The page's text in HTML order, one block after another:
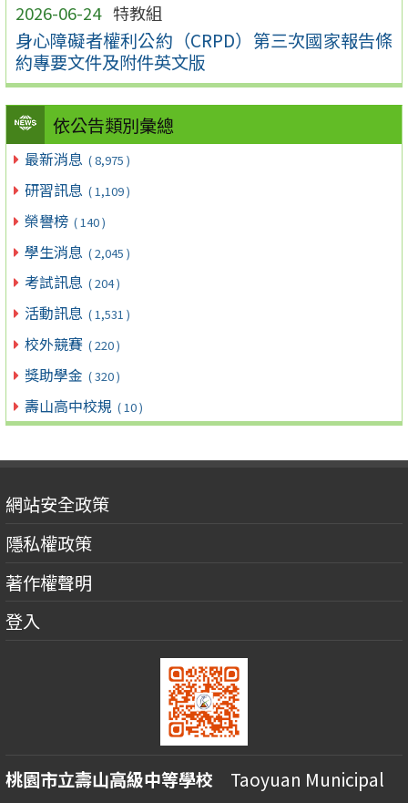
2026-06-24 特教組
身心障礙者權利公約（CRPD）第三次國家報告條
約專要文件及附件英文版
依公告類別彙總
最新消息 ( 8,975 )
研習訊息 ( 1,109 )
榮譽榜 ( 140 )
學生消息 ( 2,045 )
考試訊息 ( 204 )
活動訊息 ( 1,531 )
校外競賽 ( 220 )
獎助學金 ( 320 )
壽山高中校規 ( 10 )
網站安全政策
隱私權政策
著作權聲明
登入
桃園市立壽山高級中等學校 Taoyuan Municipal